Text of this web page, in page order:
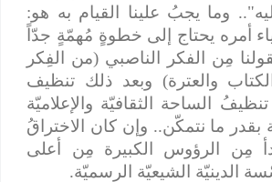
وما يجبُ علينا القيام به هو:
أمره يحتاج إلى خطوةٍ مُهمّةٍ جدّاً
مِن الفكر الناصبي (من الفِكر
والعترة) وبعد ذلك تنظيف
الساحة الثقافيّة والإعلاميّة
بقدر ما نتمكّن.. وإن كان الاختراقُ
مِن الرؤوس الكبيرة مِن أعلى
الدينيّة الشيعيّة الرسميّة.